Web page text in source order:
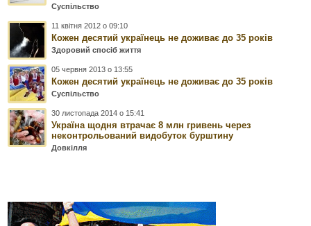
Суспільство
11 квітня 2012 о 09:10
Кожен десятий українець не доживає до 35 років
Здоровий спосіб життя
05 червня 2013 о 13:55
Кожен десятий українець не доживає до 35 років
Суспільство
30 листопада 2014 о 15:41
Україна щодня втрачає 8 млн гривень через
неконтрольований видобуток бурштину
Довкілля